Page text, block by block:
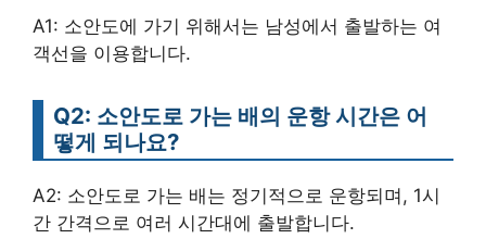
A1: 소안도에 가기 위해서는 남성에서 출발하는 여
객선을 이용합니다.
Q2: 소안도로 가는 배의 운항 시간은 어
떻게 되나요?
A2: 소안도로 가는 배는 정기적으로 운항되며, 1시
간 간격으로 여러 시간대에 출발합니다.